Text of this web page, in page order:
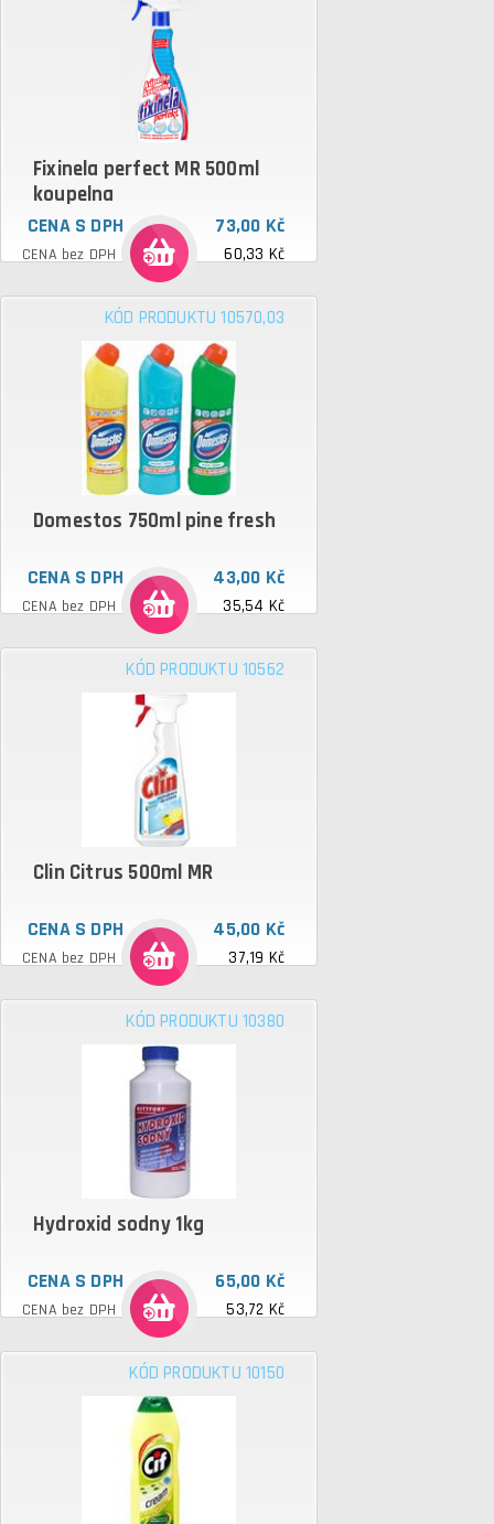
Fixinela perfect MR 500ml
koupelna
CENA S DPH 73,00 Kč
CENA bez DPH 60,33 Kč
KÓD PRODUKTU 10570,03
Domestos 750ml pine fresh
CENA S DPH 43,00 Kč
CENA bez DPH 35,54 Kč
KÓD PRODUKTU 10562
Clin Citrus 500ml MR
CENA S DPH 45,00 Kč
CENA bez DPH 37,19 Kč
KÓD PRODUKTU 10380
Hydroxid sodny 1kg
CENA S DPH 65,00 Kč
CENA bez DPH 53,72 Kč
KÓD PRODUKTU 10150